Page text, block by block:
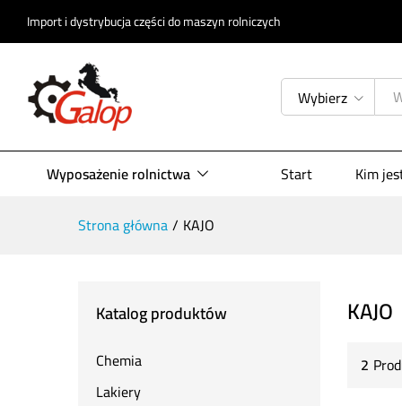
Import i dystrybucja części do maszyn rolniczych
Wybierz
Wyposażenie rolnictwa Start Kim
Strona główna/ KAJO
KAJO
2
Katalog produktów
Chemia
Lakiery